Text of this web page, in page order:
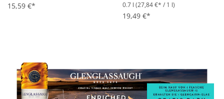
Durchschnittliche Bewertung von 4.7 von 5 Sternen
15,59 €* Durchschnittliche
0.7 l (27,84 €* / 1 l)
19,49 €*